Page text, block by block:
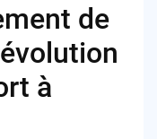
de
à